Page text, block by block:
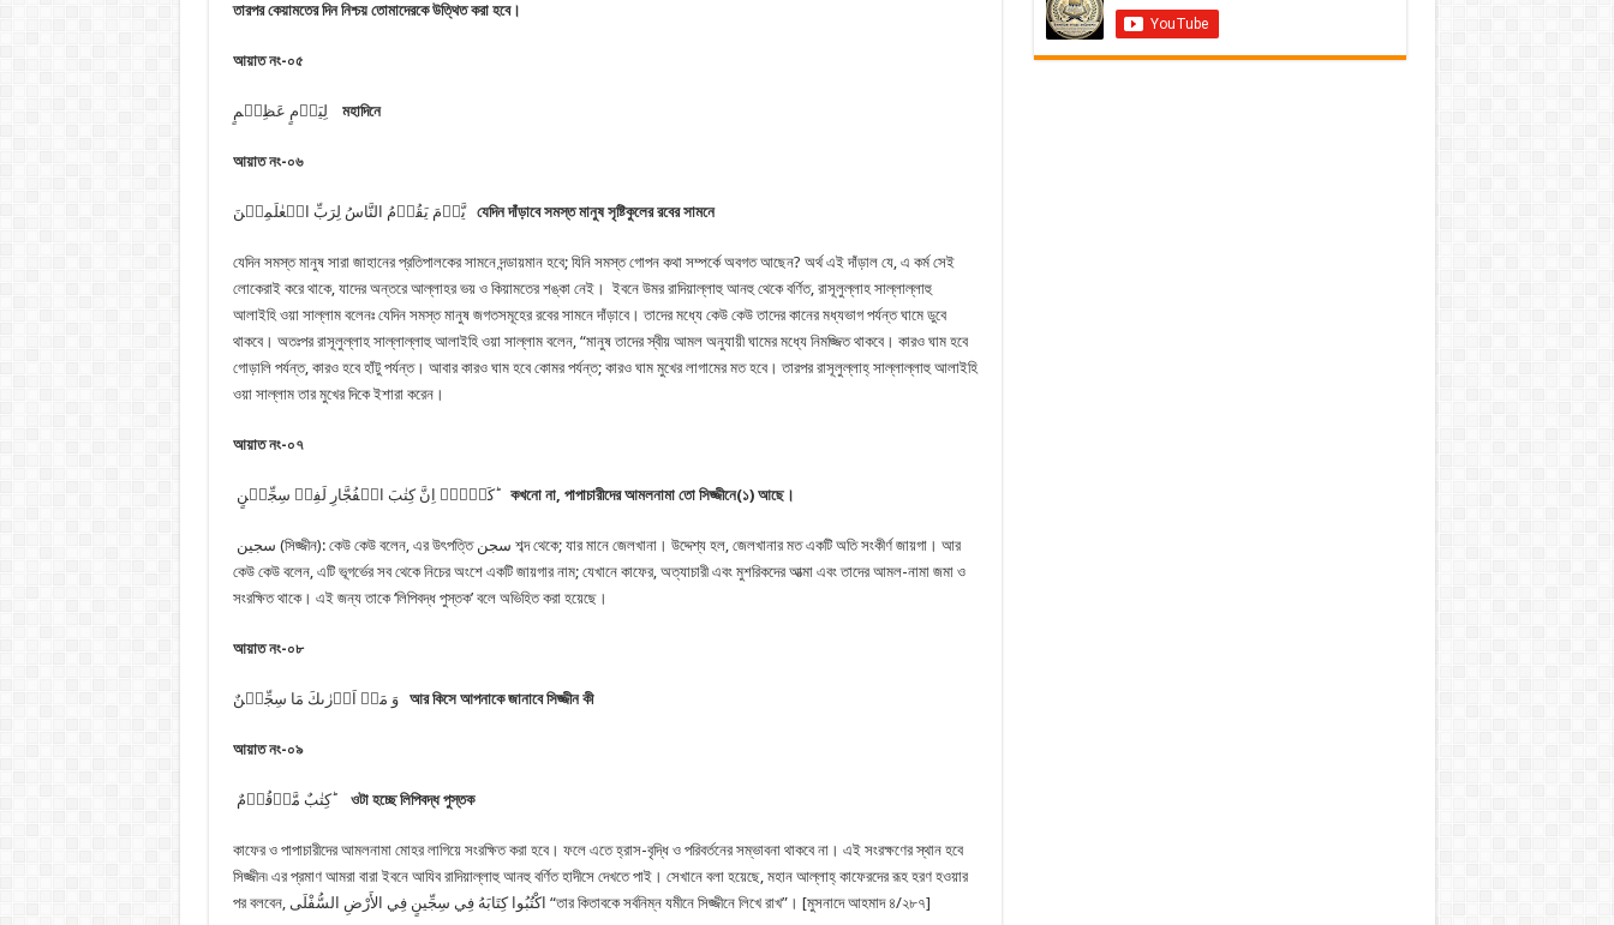
তারপর কেয়ামতের দিন নিশ্চয় তোমাদেরকে উত্থিত করা হবে।
আয়াত নং-০৫
لِیَوۡمٍ عَظِیۡمٍ মহাদিনে
আয়াত নং-০৬
یَّوۡمَ یَقُوۡمُ النَّاسُ لِرَبِّ الۡعٰلَمِیۡنَ যেদিন দাঁড়াবে সমস্ত মানুষ সৃষ্টিকুলের রবের সামনে
যেদিন সমস্ত মানুষ সারা জাহানের প্রতিপালকের সামনে দন্ডায়মান হবে; যিনি সমস্ত গোপন কথা সম্পর্কে অবগত আছেন? অর্থ এই দাঁড়াল যে, এ কর্ম সেই
লোকেরাই করে থাকে, যাদের অন্তরে আল্লাহর ভয় ও কিয়ামতের শঙ্কা নেই। ইবনে উমর রাদিয়াল্লাহু আনহু থেকে বর্ণিত, রাসূলুল্লাহ সাল্লাল্লাহু
আলাইহি ওয়া সাল্লাম বলেনঃ যেদিন সমস্ত মানুষ জগতসমূহের রবের সামনে দাঁড়াবে। তাদের মধ্যে কেউ কেউ তাদের কানের মধ্যভাগ পর্যন্ত ঘামে ডুবে
থাকবে। অতঃপর রাসূলুল্লাহ সাল্লাল্লাহু আলাইহি ওয়া সাল্লাম বলেন, “মানুষ তাদের স্বীয় আমল অনুযায়ী ঘামের মধ্যে নিমজ্জিত থাকবে। কারও ঘাম হবে
গোড়ালি পর্যন্ত, কারও হবে হাঁটু পর্যন্ত। আবার কারও ঘাম হবে কোমর পর্যন্ত; কারও ঘাম মুখের লাগামের মত হবে। তারপর রাসূলুল্লাহ্ সাল্লাল্লাহু আলাইহি
ওয়া সাল্লাম তার মুখের দিকে ইশারা করেন।
আয়াত নং-০৭
كَلَّاۤ اِنَّ كِتٰبَ الۡفُجَّارِ لَفِیۡ سِجِّیۡنٍ ؕ কখনো না, পাপাচারীদের আমলনামা তো সিজ্জীনে(১) আছে।
কেউ কেউ বলেন, এটি ভূগর্ভের সব থেকে নিচের অংশে একটি জায়গার নাম; যেখানে কাফের, অত্যাচারী এবং মুশরিকদের আত্মা এবং তাদের আমল-নামা জমা ও
সংরক্ষিত থাকে। এই জন্য তাকে ‘লিপিবদ্ধ পুস্তক’ বলে অভিহিত করা হয়েছে।
আয়াত নং-০৮
وَ مَاۤ اَدۡرٰىكَ مَا سِجِّیۡنٌ আর কিসে আপনাকে জানাবে সিজ্জীন কী
আয়াত নং-০৯
كِتٰبٌ مَّرۡقُوۡمٌ ؕ ওটা হচ্ছে লিপিবদ্ধ পুস্তক
কাফের ও পাপাচারীদের আমলনামা মোহর লাগিয়ে সংরক্ষিত করা হবে। ফলে এতে হ্রাস-বৃদ্ধি ও পরিবর্তনের সম্ভাবনা থাকবে না। এই সংরক্ষণের স্থান হবে
সিজ্জীন৷ এর প্রমাণ আমরা বারা ইবনে আযিব রাদিয়াল্লাহু আনহু বৰ্ণিত হাদীসে দেখতে পাই। সেখানে বলা হয়েছে, মহান আল্লাহ্ কাফেরদের রূহ হরণ হওয়ার
পর বলবেন, اكْتُبُوا كِتَابَهُ فِي سِجِّينٍ فِي الأَرْضِ السُّفْلَى “তার কিতাবকে সর্বনিম্ন যমীনে সিজ্জীনে লিখে রাখ”। [মুসনাদে আহমাদ ৪/২৮৭]